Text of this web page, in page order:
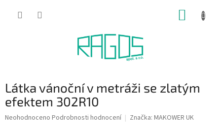
Látka vánoční v metráži se zlatým
efektem 302R10
Průměrné
Neohodnoceno Podrobnosti hodnocení Značka: MAKOWER UK